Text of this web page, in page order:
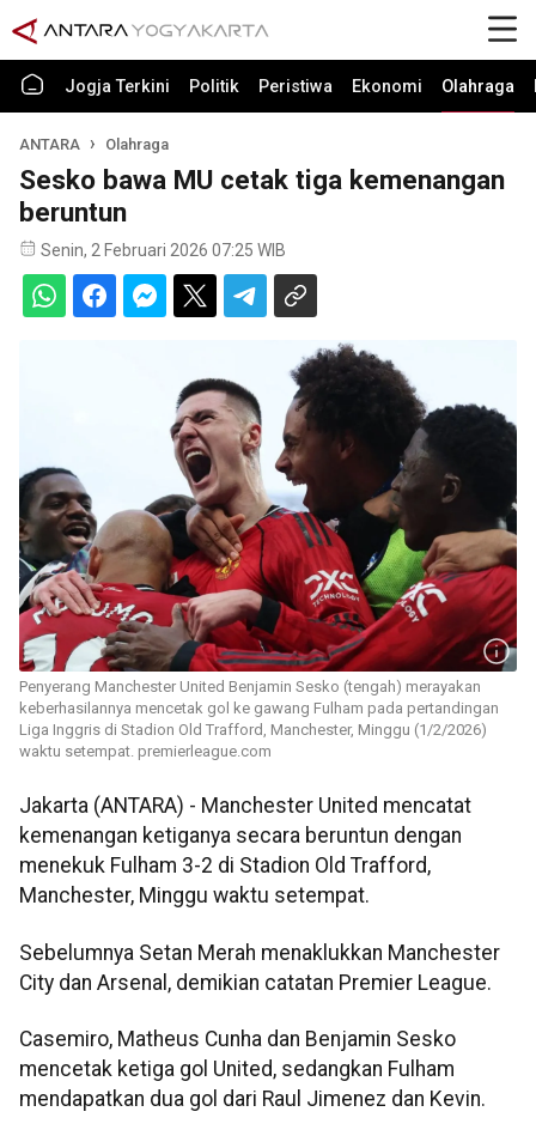
Jogja Terkini Politik Peristiwa Ekonomi Olahraga
ANTARA Olahraga
Sesko bawa MU cetak tiga kemenangan
beruntun
Senin, 2 Februari 2026 07:25 WIB
Penyerang Manchester United Benjamin Sesko (tengah) merayakan
keberhasilannya mencetak gol ke gawang Fulham pada pertandingan
Liga Inggris di Stadion Old Trafford, Manchester, Minggu (1/2/2026)
waktu setempat. premierleague.com
Jakarta (ANTARA) - Manchester United mencatat
kemenangan ketiganya secara beruntun dengan
menekuk Fulham 3-2 di Stadion Old Trafford,
Manchester, Minggu waktu setempat.
Sebelumnya Setan Merah menaklukkan Manchester
City dan Arsenal, demikian catatan Premier League.
Casemiro, Matheus Cunha dan Benjamin Sesko
mencetak ketiga gol United, sedangkan Fulham
mendapatkan dua gol dari Raul Jimenez dan Kevin.